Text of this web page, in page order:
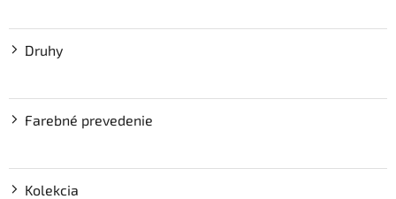
Druhy
Farebné prevedenie
Kolekcia